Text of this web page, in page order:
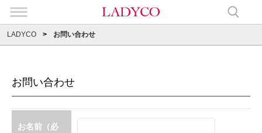
LADYCO お問い合わせ
お問い合わせ
お名前（必